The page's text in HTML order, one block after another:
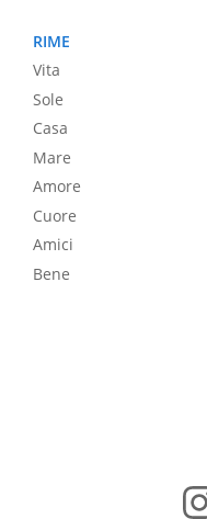
RIME
Vita
Sole
Casa
Mare
Amore
Cuore
Amici
Bene